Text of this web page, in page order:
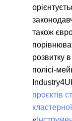
також
розвитку
полісі-
проєктів